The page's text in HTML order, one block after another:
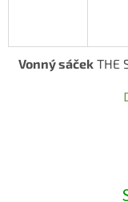
Vonný sáček THE